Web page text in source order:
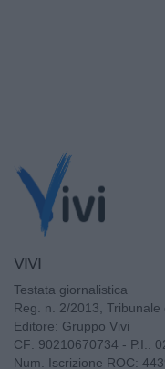
VIVI
Testata giornalistica
Reg. n. 2/2013,
Editore: Gruppo Vivi
CF: 90210670734 - P.I.:
Num. Iscrizione ROC: